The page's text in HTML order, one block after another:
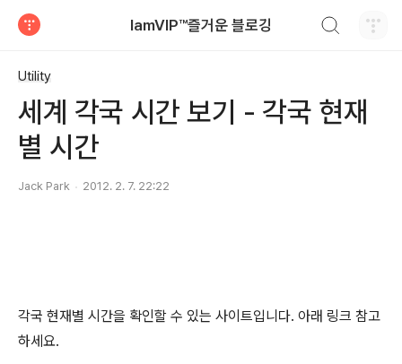
IamVIP™즐거운 블로깅
Utility
세계 각국 시간 보기 - 각국 현재
별 시간
Jack Park 2012. 2. 7. 22:22
각국 현재별 시간을 확인할 수 있는 사이트입니다. 아래 링크 참고
하세요.